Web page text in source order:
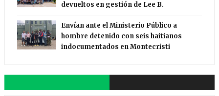
devueltos en gestión de Lee B.
Envían ante el Ministerio Público a
hombre detenido con seis haitianos
indocumentados en Montecristi